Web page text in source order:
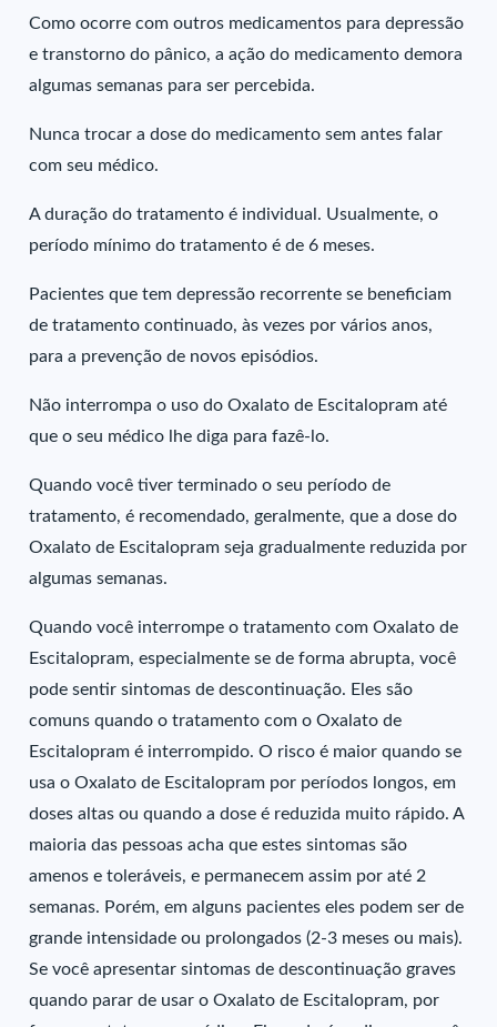
Como ocorre com outros medicamentos para depressão
e transtorno do pânico, a ação do medicamento demora
algumas semanas para ser percebida.
Nunca trocar a dose do medicamento sem antes falar
com seu médico.
A duração do tratamento é individual. Usualmente, o
período mínimo do tratamento é de 6 meses.
Pacientes que tem depressão recorrente se beneficiam
de tratamento continuado, às vezes por vários anos,
para a prevenção de novos episódios.
Não interrompa o uso do Oxalato de Escitalopram até
que o seu médico lhe diga para fazê-lo.
Quando você tiver terminado o seu período de
tratamento, é recomendado, geralmente, que a dose do
Oxalato de Escitalopram seja gradualmente reduzida por
algumas semanas.
Quando você interrompe o tratamento com Oxalato de
Escitalopram, especialmente se de forma abrupta, você
pode sentir sintomas de descontinuação. Eles são
comuns quando o tratamento com o Oxalato de
Escitalopram é interrompido. O risco é maior quando se
usa o Oxalato de Escitalopram por períodos longos, em
doses altas ou quando a dose é reduzida muito rápido. A
maioria das pessoas acha que estes sintomas são
amenos e toleráveis, e permanecem assim por até 2
semanas. Porém, em alguns pacientes eles podem ser de
grande intensidade ou prolongados (2-3 meses ou mais).
Se você apresentar sintomas de descontinuação graves
quando parar de usar o Oxalato de Escitalopram, por